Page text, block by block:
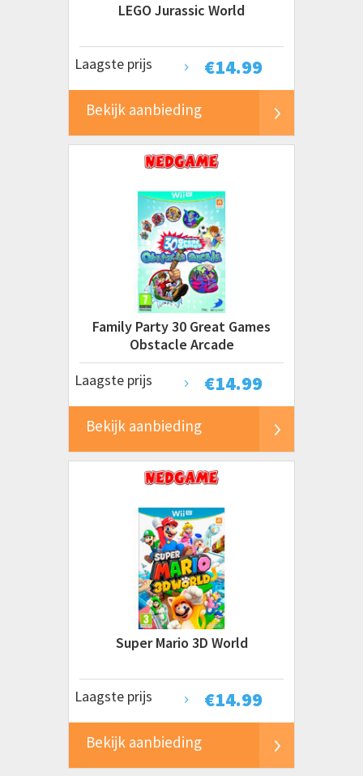
LEGO Jurassic World
€14.99
Laagste prijs
Bekijk aanbieding
Family Party 30 Great Games
Obstacle Arcade
€14.99
Laagste prijs
Bekijk aanbieding
Super Mario 3D World
€14.99
Laagste prijs
Bekijk aanbieding